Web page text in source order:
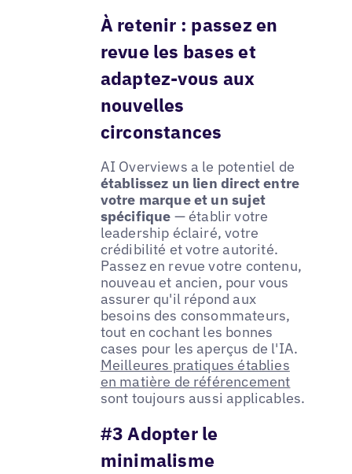
À retenir : passez en
revue les bases et
adaptez-vous aux
nouvelles
circonstances
AI Overviews a le potentiel de
établissez un lien direct entre
votre marque et un sujet
spécifique — établir votre
leadership éclairé, votre
crédibilité et votre autorité.
Passez en revue votre contenu,
nouveau et ancien, pour vous
assurer qu'il répond aux
besoins des consommateurs,
tout en cochant les bonnes
cases pour les aperçus de l'IA.
Meilleures pratiques établies
en matière de référencement
sont toujours aussi applicables.
#3 Adopter le
minimalisme